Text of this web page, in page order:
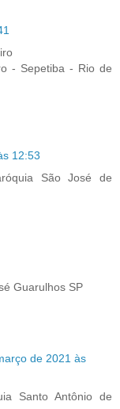
- Sepetiba - Rio de
12:53
São José de
Guarulhos SP
de 2021 às
Santo Antônio de